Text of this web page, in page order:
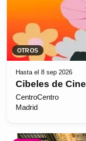
OTROS
Hasta el 8 sep 2026
Cibeles de Cine
CentroCentro
Madrid